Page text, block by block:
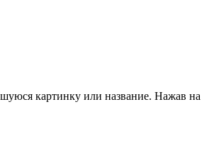
картинку или название. Нажав